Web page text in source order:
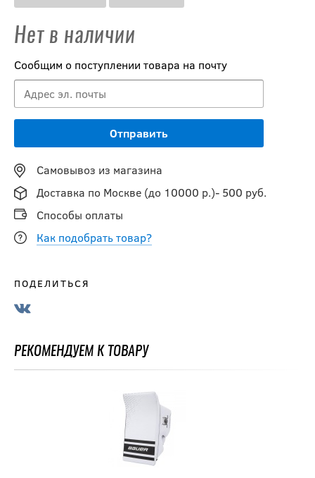
Нет в наличии
Сообщим о поступлении товара на почту
Самовывоз из магазина
Доставка по Москве (до 10000 р.)- 500 руб.
Способы оплаты
Как подобрать товар?
ПОДЕЛИТЬСЯ
РЕКОМЕНДУЕМ К ТОВАРУ